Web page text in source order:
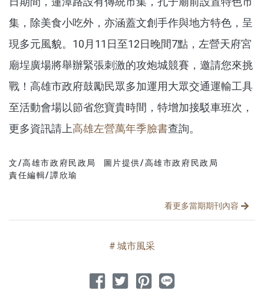
集，除美食小吃外，亦涵蓋文創手作與地方特色，呈
現多元風貌。10月11日至12日晚間7點，左營天府宮
廟埕廣場將舉辦緊張刺激的攻炮城競賽，邀請您來挑
戰！高雄市政府鼓勵民眾多加運用大眾交通運輸工具
至活動會場以節省您寶貴時間，特增加接駁車班次，
更多資訊請上高雄左營萬年季臉書查詢。
文/高雄市政府民政局
圖片提供/高雄市政府民政局
責任編輯/譚欣瑜
看更多當期期刊內容
文章分類
城市風采
分享文章
分享到 Facebook
分享到 Twitter
分享到 Pinterest
分享到 Line